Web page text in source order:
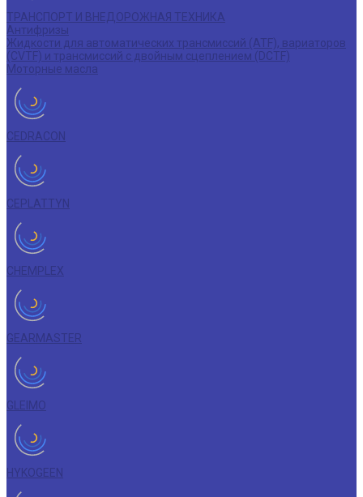
ТРАНСПОРТ И ВНЕДОРОЖНАЯ ТЕХНИКА
Антифризы
Жидкости для автоматических трансмиссий (ATF), вариаторов
(CVTF) и трансмиссий с двойным сцеплением (DCTF)
Моторные масла
CEDRACON
CEPLATTYN
CHEMPLEX
GEARMASTER
GLEIMO
HYKOGEEN